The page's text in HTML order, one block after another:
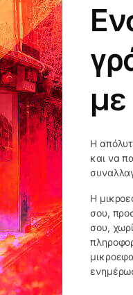
Η
και να
Η
σου,
σου,